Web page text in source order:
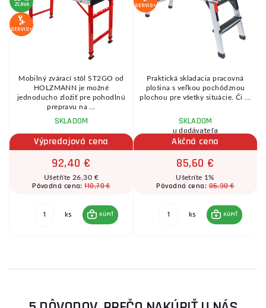
ZĽAVA
SERVIS+
Mobilný zvárací stôl ST2GO od
HOLZMANN je možné
jednoducho zložiť pre pohodlnú
prepravu na ...
SKLADOM
Výpredajová cena
92,40 €
Ušetříte 26,30 €
Pôvodná cena:118,70 €
ks KÚPIŤ
SERVIS+
Praktická skladacia pracovná
plošina s veľkou pochôdznou
plochou pre všetky situácie. Či ...
SKLADOM
u dodávateľa
Akčná cena
85,60 €
Ušetríte 1%
Pôvodná cena:86,30 €
ks KÚPIŤ